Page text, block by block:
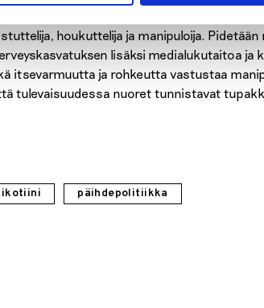
houkuttelija ja manipuloija.
lisäksi medialukutaitoa
itsevarmuutta ja rohkeutta vastustaa
tulevaisuudessa nuoret tunnistavat
päihdepolitiikka